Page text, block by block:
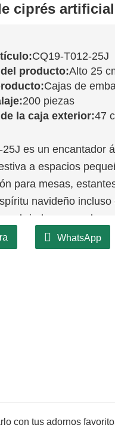
ciprés artificial
CQ19-T012-25J
producto:Alto 25
Cajas de
200 piezas
la caja exterior:47
es un encantador
a espacios
para mesas,
navideño
brindan un
lienzo para suWhatsApp
con tus adornos